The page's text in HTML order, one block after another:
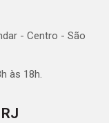
- Centro - São
às 18h.